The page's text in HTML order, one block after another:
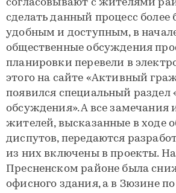
согласовывают с жителями
сделать данный процесс более
удобным и доступным, в
общественные обсуждения
планировки перевели в
этого на сайте «Активный
появился специальный раздел
обсуждения». А все замечания
жителей, высказанные в ходе
диспутов, передаются
из них включены в проекты.
Пресненском районе была
офисного здания, а в Зюзине